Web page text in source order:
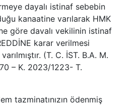
dayalı istinaf sebebin
kanaatine varılarak HMK
göre davalı vekilinin istinaf
karar verilmesi
(T. C. İST. B.A. M.
– K. 2023/1223- T.
tazminatınızın ödenmiş